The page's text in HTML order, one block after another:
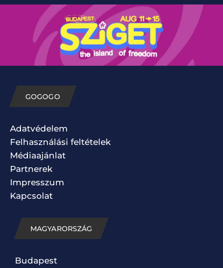
GOGOGO
Adatvédelem
Felhasználási feltételek
Médiaajánlat
Partnerek
Impresszum
Kapcsolat
MAGYARORSZÁG
Budapest